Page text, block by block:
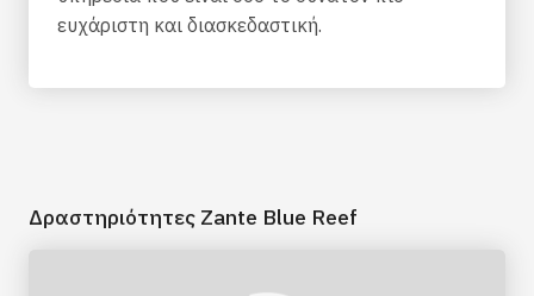
ευχάριστη και διασκεδαστική.
Δραστηριότητες Zante Blue Reef